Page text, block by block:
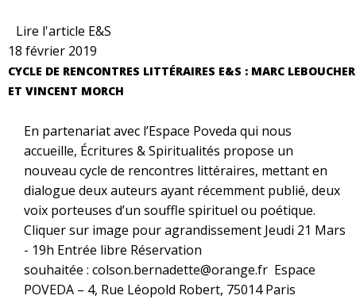
Lire l'article E&S
18 février 2019
CYCLE DE RENCONTRES LITTÉRAIRES E&S : MARC LEBOUCHER
ET VINCENT MORCH
En partenariat avec l’Espace Poveda qui nous
accueille, Écritures & Spiritualités propose un
nouveau cycle de rencontres littéraires, mettant en
dialogue deux auteurs ayant récemment publié, deux
voix porteuses d’un souffle spirituel ou poétique.
Cliquer sur image pour agrandissement Jeudi 21 Mars
- 19h Entrée libre Réservation
souhaitée : colson.bernadette@orange.fr Espace
POVEDA – 4, Rue Léopold Robert, 75014 Paris